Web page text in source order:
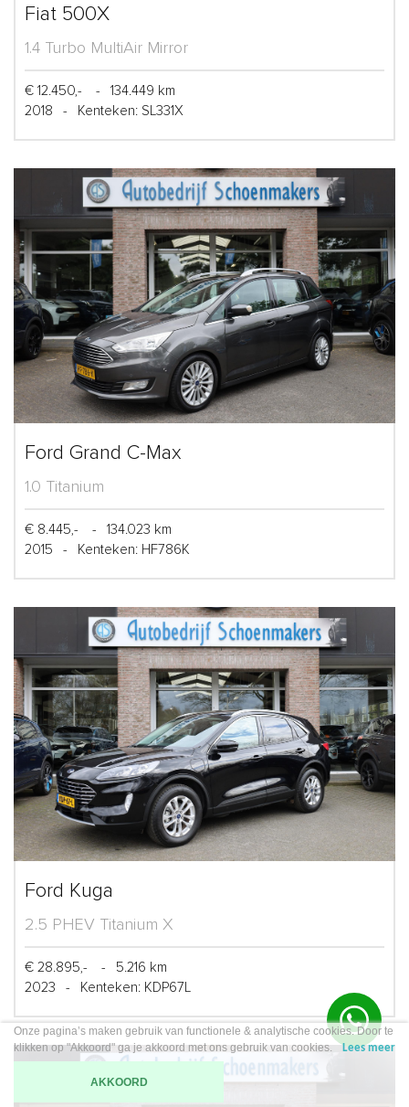
Fiat 500X
1.4 Turbo MultiAir Mirror
€ 12.450,- -
134.449 km
2018
- Kenteken: SL331X
Ford Grand C-Max
1.0 Titanium
€ 8.445,- -
134.023 km
2015
- Kenteken: HF786K
Ford Kuga
2.5 PHEV Titanium X
€ 28.895,- -
5.216 km
2023
- Kenteken: KDP67L
Onze pagina’s maken gebruik van functionele & analytische cookies. Door te
klikken op "Akkoord" ga je akkoord met ons gebruik van cookies.
Lees meer
AKKOORD